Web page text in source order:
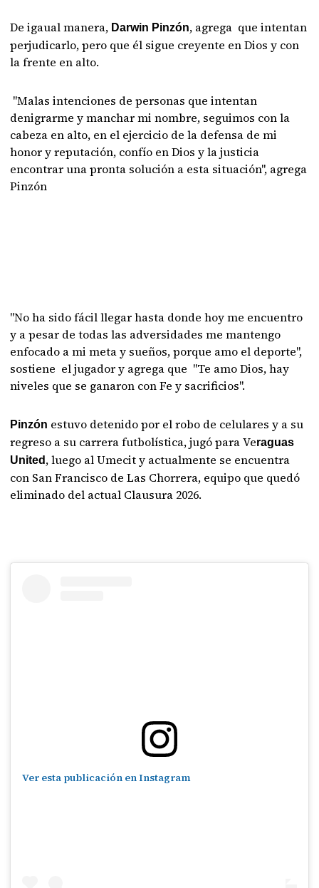
De igaual manera, Darwin Pinzón, agrega que intentan
perjudicarlo, pero que él sigue creyente en Dios y con
la frente en alto.
"Malas intenciones de personas que intentan
denigrarme y manchar mi nombre, seguimos con la
cabeza en alto, en el ejercicio de la defensa de mi
honor y reputación, confío en Dios y la justicia
encontrar una pronta solución a esta situación", agrega
Pinzón
"No ha sido fácil llegar hasta donde hoy me encuentro
y a pesar de todas las adversidades me mantengo
enfocado a mi meta y sueños, porque amo el deporte",
sostiene el jugador y agrega que "Te amo Dios, hay
niveles que se ganaron con Fe y sacrificios".
Pinzón estuvo detenido por el robo de celulares y a su
regreso a su carrera futbolística, jugó para Veraguas
United , luego al Umecit y actualmente se encuentra
con San Francisco de Las Chorrera, equipo que quedó
eliminado del actual Clausura 2026.
Ver esta publicación en Instagram